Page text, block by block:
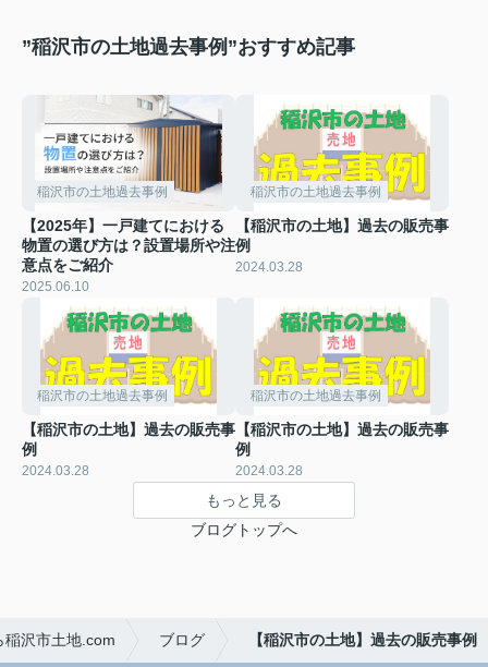
”稲沢市の土地過去事例”おすすめ記事
稲沢市の土地過去事例
【2025年】一戸建てにおける
物置の選び方は？設置場所や注
意点をご紹介
2025.06.10
稲沢市の土地過去事例
【稲沢市の土地】過去の販売事
例
2024.03.28
稲沢市の土地過去事例
【稲沢市の土地】過去の販売事
例
2024.03.28
稲沢市の土地過去事例
【稲沢市の土地】過去の販売事
例
2024.03.28
もっと見る
ブログトップへ
沢市土地.com ブログ 【稲沢市の土地】過去の販売事例